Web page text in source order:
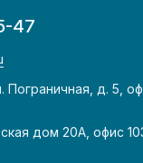
47
Пограничная, д. 5,
дом 20А, офис